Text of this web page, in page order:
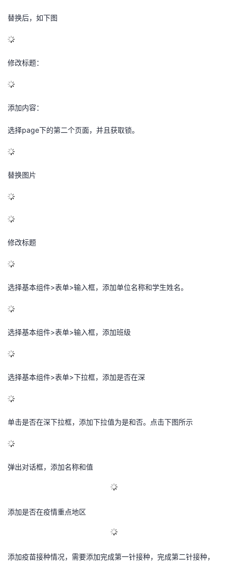
替换后，如下图
修改标题：
添加内容：
选择page下的第二个页面，并且获取锁。
替换图片
修改标题
选择基本组件>表单>输入框， 添加单位名称和学生姓名。
选择基本组件>表单>输入框，添加班级
选择基本组件>表单>下拉框，添加是否在深
单击是否在深下拉框，添加下拉值为是和否。点击下图所示
弹出对话框，添加名称和值
添加是否在疫情重点地区
添加疫苗接种情况，需要添加完成第一针接种，完成第二针接种，